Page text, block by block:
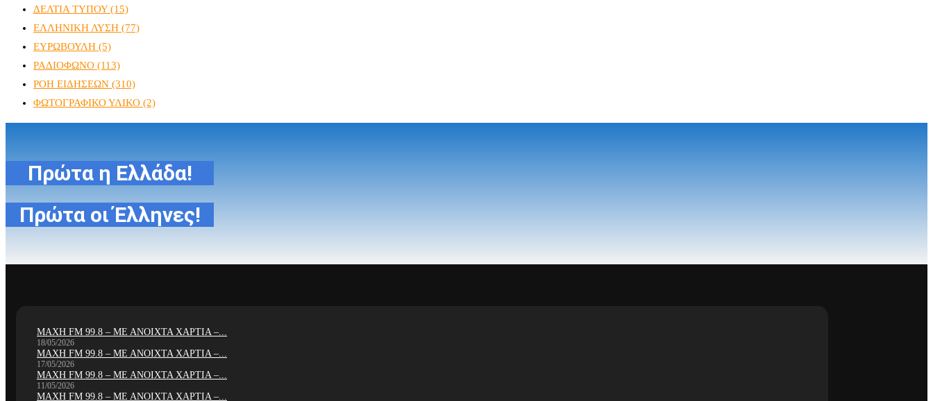
ΔΕΛΤΙΑ ΤΥΠΟΥ(15)
ΕΛΛΗΝΙΚΗ ΛΥΣΗ (77)
ΕΥΡΩΒΟΥΛΗ (5)
ΡΑΔΙΟΦΩΝΟ (113)
ΡΟΗ ΕΙΔΗΣΕΩΝ (310)
ΦΩΤΟΓΡΑΦΙΚΟ ΥΛΙΚΟ (2)
Πρώτα η Ελλάδα!
Πρώτα οι Έλληνες!
ΜΑΧΗ FM 99.8 – ΜΕ ΑΝΟΙΧΤΑ ΧΑΡΤΙΑ –...
18/05/2026
ΜΑΧΗ FM 99.8 – ΜΕ ΑΝΟΙΧΤΑ ΧΑΡΤΙΑ –...
17/05/2026
ΜΑΧΗ FM 99.8 – ΜΕ ΑΝΟΙΧΤΑ ΧΑΡΤΙΑ –...
11/05/2026
ΜΑΧΗ FM 99.8 – ΜΕ ΑΝΟΙΧΤΑ ΧΑΡΤΙΑ –...